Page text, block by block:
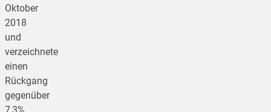
Oktober
2018
und
verzeichnete
einen
Rückgang
gegenüber
7,3%